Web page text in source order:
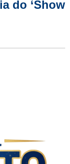
do ‘Show